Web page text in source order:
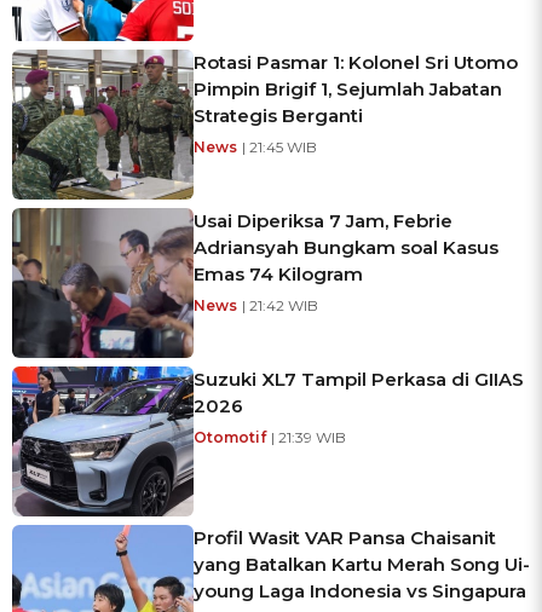
Rotasi Pasmar 1: Kolonel Sri Utomo
Pimpin Brigif 1, Sejumlah Jabatan
Strategis Berganti
News | 21:45 WIB
Usai Diperiksa 7 Jam, Febrie
Adriansyah Bungkam soal Kasus
Emas 74 Kilogram
News | 21:42 WIB
Suzuki XL7 Tampil Perkasa di GIIAS
2026
Otomotif | 21:39 WIB
Profil Wasit VAR Pansa Chaisanit
yang Batalkan Kartu Merah Song Ui-
young Laga Indonesia vs Singapura